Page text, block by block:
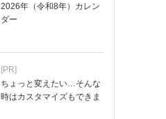
2026年（令和8年）カレン
ダー
[PR]
ちょっと変えたい…そんな
時はカスタマイズもできま